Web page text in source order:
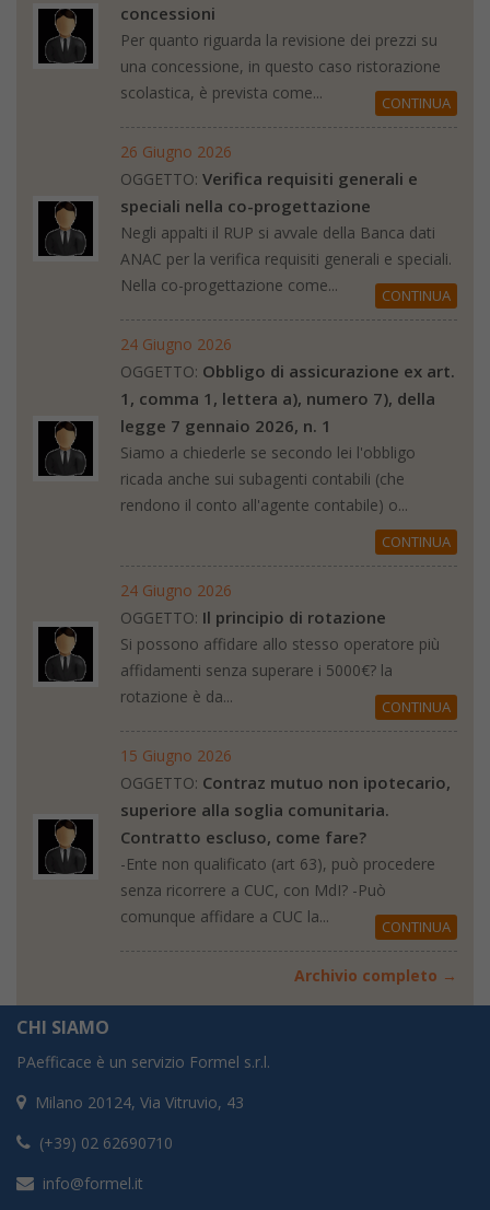
concessioni
Per quanto riguarda la revisione dei prezzi su
una concessione, in questo caso ristorazione
scolastica, è prevista come...
CONTINUA
26 Giugno 2026
OGGETTO: Verifica requisiti generali e
speciali nella co-progettazione
Negli appalti il RUP si avvale della Banca dati
ANAC per la verifica requisiti generali e speciali.
Nella co-progettazione come...
CONTINUA
24 Giugno 2026
OGGETTO: Obbligo di assicurazione ex art.
1, comma 1, lettera a), numero 7), della
legge 7 gennaio 2026, n. 1
Siamo a chiederle se secondo lei l'obbligo
ricada anche sui subagenti contabili (che
rendono il conto all'agente contabile) o...
CONTINUA
24 Giugno 2026
OGGETTO: Il principio di rotazione
Si possono affidare allo stesso operatore più
affidamenti senza superare i 5000€? la
rotazione è da...
CONTINUA
15 Giugno 2026
OGGETTO: Contraz mutuo non ipotecario,
superiore alla soglia comunitaria.
Contratto escluso, come fare?
-Ente non qualificato (art 63), può procedere
senza ricorrere a CUC, con MdI? -Può
comunque affidare a CUC la...
CONTINUA
Archivio completo →
CHI SIAMO
PAefficace è un servizio Formel s.r.l.
Milano 20124, Via Vitruvio, 43
(+39) 02 62690710
info@formel.it